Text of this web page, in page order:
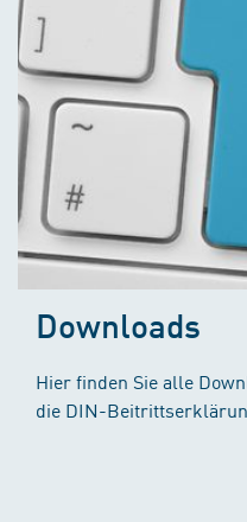
Downloads
Hier finden Sie alle
die DIN-